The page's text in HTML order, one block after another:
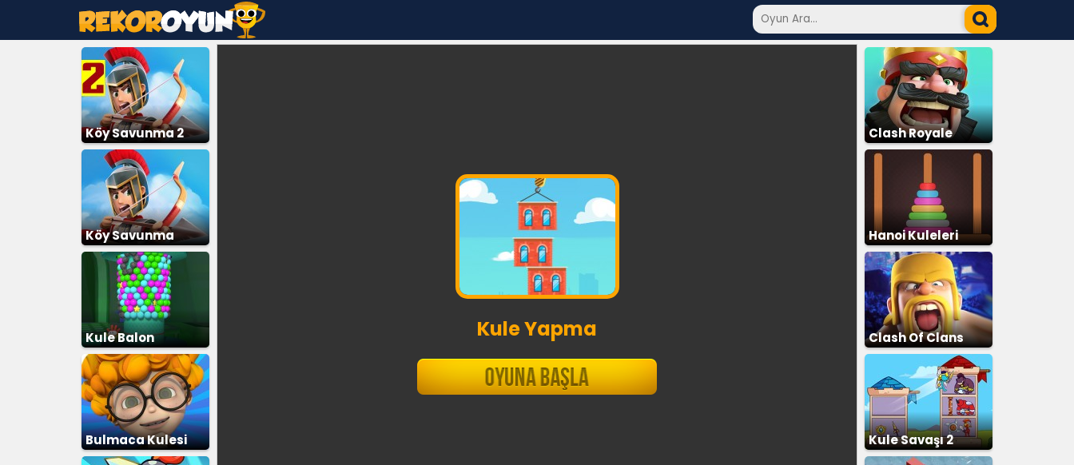
Köy Savunma 2
Köy Savunma
Kule Balon
Patlatma
Bulmaca Kulesi
Kule Yapma
Clash Royale
Hanoi Kuleleri
Clash Of Clans
Kule Savaşı 2